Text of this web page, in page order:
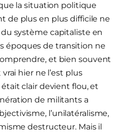
que la situation politique
de plus en plus difficile ne
système capitaliste en
époques de transition ne
et bien souvent
hier ne l’est plus
était clair devient flou, et
de militants a
l’unilatéralisme,
destructeur. Mais il